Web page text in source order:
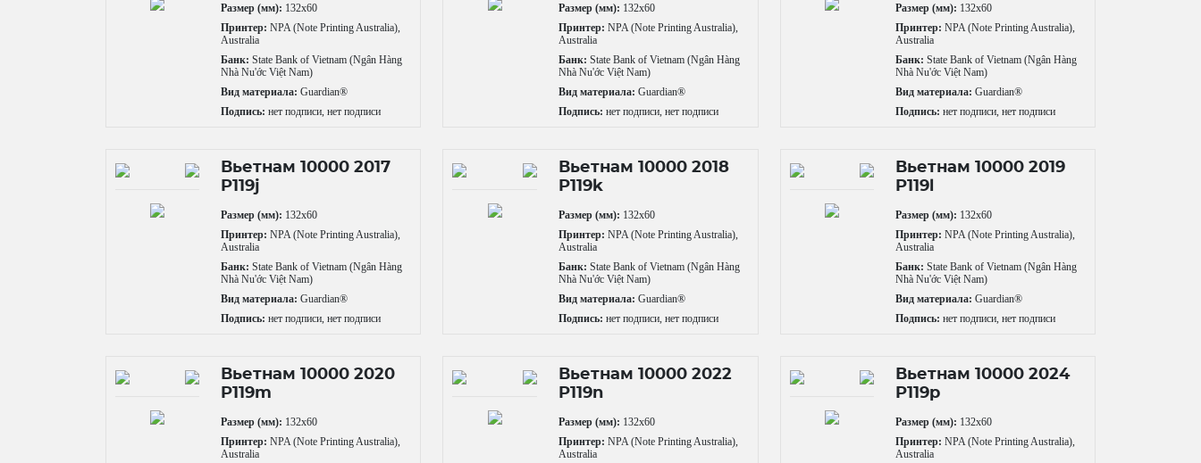
Размер (мм): 132x60
Принтер: NPA (Note Printing Australia),
Australia
Банк: State Bank of Vietnam (Ngân Hàng
Nhà Nu'ớc Việt Nam)
Вид материала: Guardian®
Подпись: нет подписи, нет подписи
Размер (мм): 132x60
Принтер: NPA (Note Printing Australia),
Australia
Банк: State Bank of Vietnam (Ngân Hàng
Nhà Nu'ớc Việt Nam)
Вид материала: Guardian®
Подпись: нет подписи, нет подписи
Размер (мм): 132x60
Принтер: NPA (Note Printing Australia),
Australia
Банк: State Bank of Vietnam (Ngân Hàng
Nhà Nu'ớc Việt Nam)
Вид материала: Guardian®
Подпись: нет подписи, нет подписи
Вьетнам 10000 2017
P119j
Размер (мм): 132x60
Принтер: NPA (Note Printing Australia),
Australia
Банк: State Bank of Vietnam (Ngân Hàng
Nhà Nu'ớc Việt Nam)
Вид материала: Guardian®
Подпись: нет подписи, нет подписи
Вьетнам 10000 2018
P119k
Размер (мм): 132x60
Принтер: NPA (Note Printing Australia),
Australia
Банк: State Bank of Vietnam (Ngân Hàng
Nhà Nu'ớc Việt Nam)
Вид материала: Guardian®
Подпись: нет подписи, нет подписи
Вьетнам 10000 2019
P119l
Размер (мм): 132x60
Принтер: NPA (Note Printing Australia),
Australia
Банк: State Bank of Vietnam (Ngân Hàng
Nhà Nu'ớc Việt Nam)
Вид материала: Guardian®
Подпись: нет подписи, нет подписи
Вьетнам 10000 2020
P119m
Размер (мм): 132x60
Принтер: NPA (Note Printing Australia),
Australia
Вьетнам 10000 2022
P119n
Размер (мм): 132x60
Принтер: NPA (Note Printing Australia),
Australia
Вьетнам 10000 2024
P119p
Размер (мм): 132x60
Принтер: NPA (Note Printing Australia),
Australia